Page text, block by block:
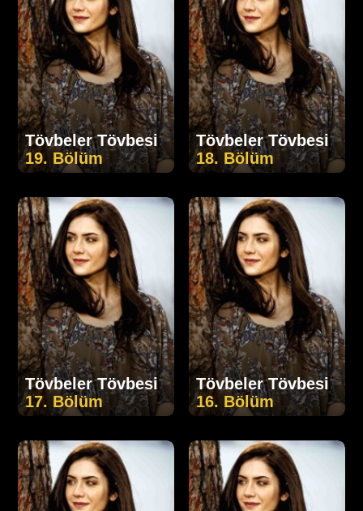
Tövbeler Tövbesi
19. Bölüm
Tövbeler Tövbesi
18. Bölüm
Tövbeler Tövbesi
17. Bölüm
Tövbeler Tövbesi
16. Bölüm